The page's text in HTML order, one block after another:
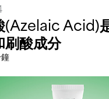
(Azelaic Acid)
刷酸成分